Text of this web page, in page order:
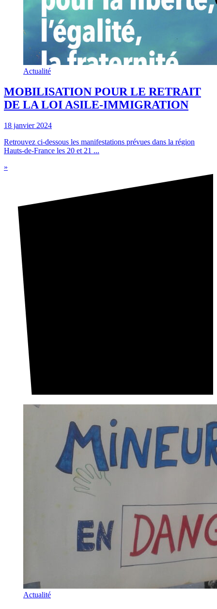
Actualité
MOBILISATION POUR LE RETRAIT
DE LA LOI ASILE-IMMIGRATION
18 janvier 2024
Retrouvez ci-dessous les manifestations prévues dans la région
Hauts-de-France les 20 et 21 ...
»
Actualité